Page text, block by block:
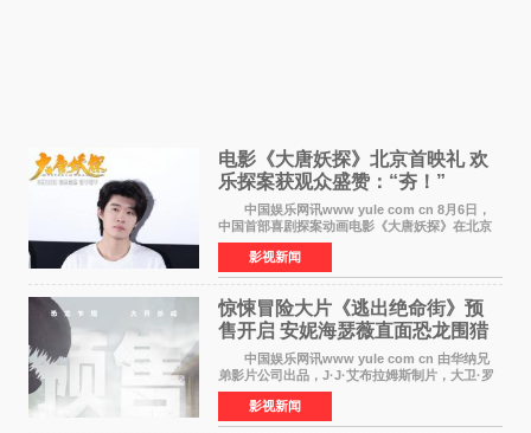
电影《大唐妖探》北京首映礼 欢
乐探案获观众盛赞：“夯！”
中国娱乐网讯www yule com cn 8月6日，
中国首部喜剧探案动画电影《大唐妖探》在北京
举办电影首映礼。导演程腾、联合导演黄珉、总
制片人曹紫建、制片人李莹莹，配音导演张喆，
对白指导程寅，领
影视新闻
惊悚冒险大片《逃出绝命街》预
售开启 安妮海瑟薇直面恐龙围猎
中国娱乐网讯www yule com cn 由华纳兄
弟影片公司出品，J·J·艾布拉姆斯制片，大卫·罗
伯特·米切尔执导，好莱坞巨星安妮·海瑟薇和伊万
·麦克格雷格领衔主演的2026暑期惊悚冒险大片
《逃出绝
影视新闻